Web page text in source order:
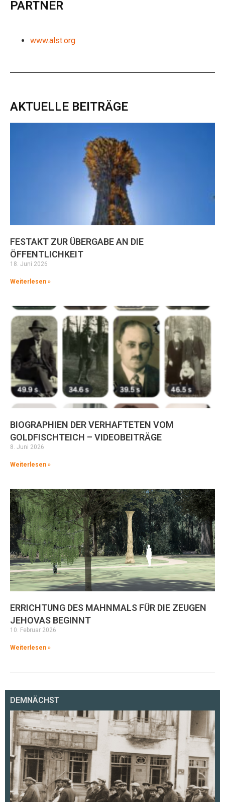
PARTNER
www.alst.org
AKTUELLE BEITRÄGE
FESTAKT ZUR ÜBERGABE AN DIE
ÖFFENTLICHKEIT
18. Juni 2026
Weiterlesen »
BIOGRAPHIEN DER VERHAFTETEN VOM
GOLDFISCHTEICH – VIDEOBEITRÄGE
8. Juni 2026
Weiterlesen »
ERRICHTUNG DES MAHNMALS FÜR DIE ZEUGEN
JEHOVAS BEGINNT
10. Februar 2026
Weiterlesen »
DEMNÄCHST